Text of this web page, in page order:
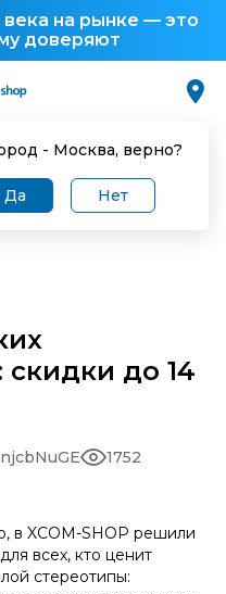
на рынке — это
доверяют
- Москва, верно?
Да Нет
скидки до 14
1752
в XCOM-SHOP решили
всех, кто ценит
стереотипы: